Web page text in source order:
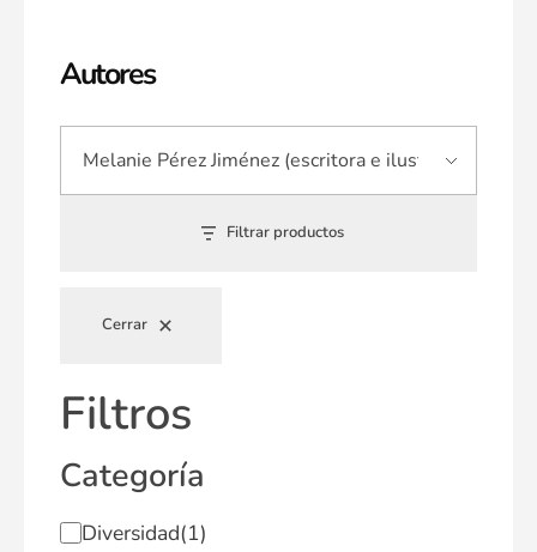
Autores
Filtrar productos
Cerrar
Filtros
Categoría
Diversidad(1)